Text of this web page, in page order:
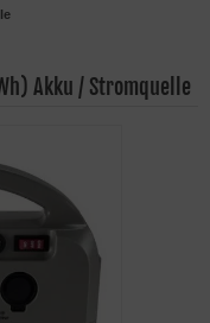
Akku / Stromquelle